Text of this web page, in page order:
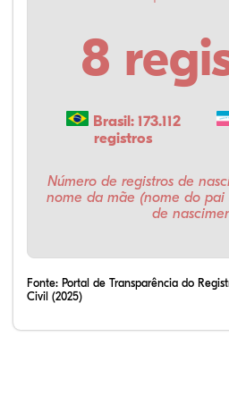
8
Brasil: 173.112
registros
Número de registros de
nome da mãe (nome do
de
Fonte: Portal de Transparência do
Civil (2025)